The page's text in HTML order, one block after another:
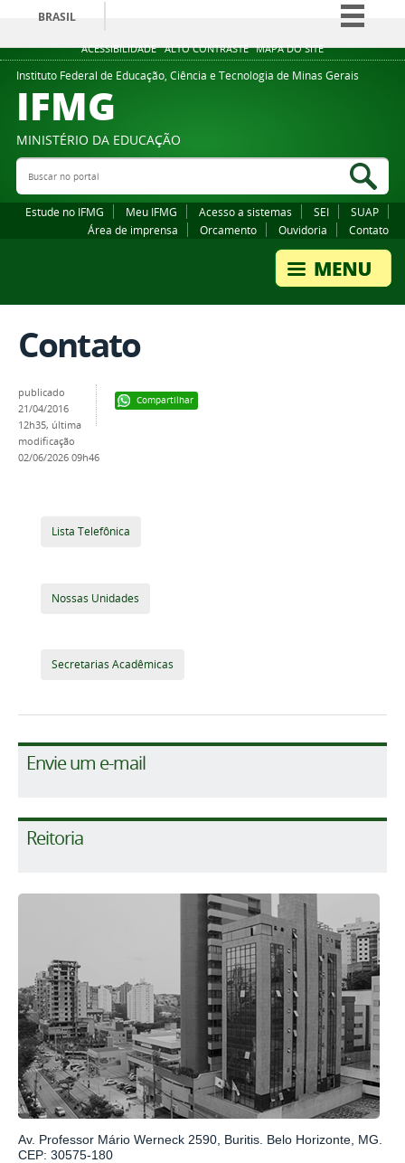
ACESSIBILIDADE ALTO CONTRASTE MAPA DO SITE
BRASIL
Simplifique!
Comunica BR
Legislação
Instituto Federal de Educação, Ciência e Tecnologia de Minas Gerais
IFMG
MINISTÉRIO DA EDUCAÇÃO
Buscar no portal
Estude no IFMG Meu IFMG Acesso a sistemas SEI
SUAP
Área de imprensa
Orcamento Ouvidoria Contato
Contato
Compartilhar
publicado
21/04/2016
12h35, última
modificação
02/06/2026 09h46
Lista Telefônica
Nossas Unidades
Secretarias Acadêmicas
Envie um e-mail
Reitoria
Av. Professor Mário Werneck 2590, Buritis. Belo Horizonte, MG.
CEP: 30575-180